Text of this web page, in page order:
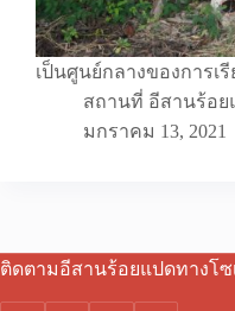
เป็นศูนย์กลางของการ
สถานที่ อีสานร้อย
มกราคม 13, 2021
ติดตามอีสานร้อยแปดทางโซ